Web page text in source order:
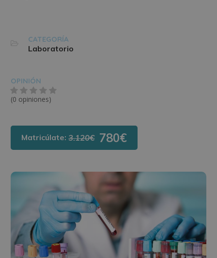
CATEGORÍA
Laboratorio
OPINIÓN
(0 opiniones)
Matricúlate:3.120€ 780€